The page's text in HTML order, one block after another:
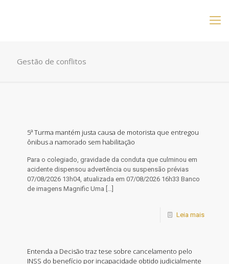
Gestão de conflitos
5ª Turma mantém justa causa de motorista que entregou
ônibus a namorado sem habilitação
Para o colegiado, gravidade da conduta que culminou em
acidente dispensou advertência ou suspensão prévias
07/08/2026 13h04, atualizada em 07/08/2026 16h33 Banco
de imagens Magnific Uma […]
Leia mais
Entenda a Decisão traz tese sobre cancelamento pelo
INSS do benefício por incapacidade obtido judicialmente